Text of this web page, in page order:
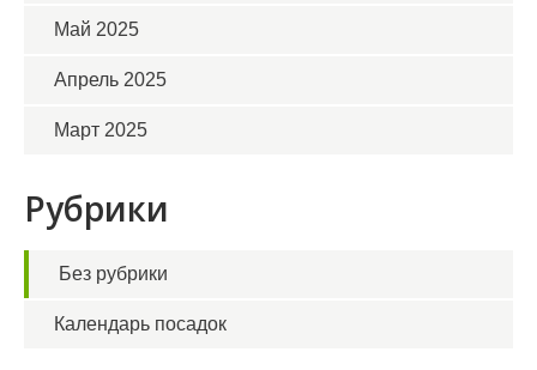
Май 2025
Апрель 2025
Март 2025
Рубрики
Без рубрики
Календарь посадок